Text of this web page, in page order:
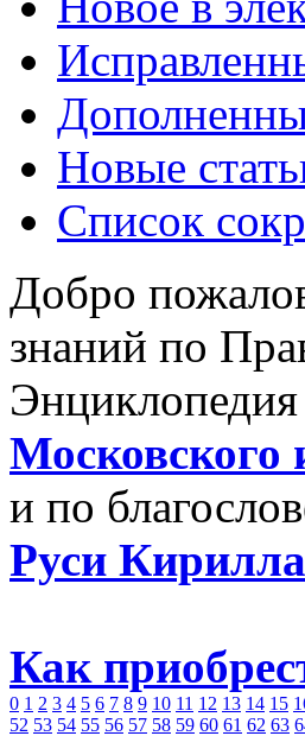
Новые
Список
Добро
знаний по
Московского
и по
Руси Кирилла
Как
0 1 2 3 4 5 6 7 8 9 10 11 12 13 14 15
52 53 54 55 56 57 58 59 60 61 62 63